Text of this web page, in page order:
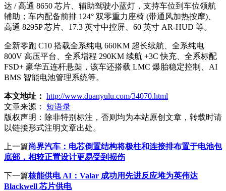
达 / 高通 8650 芯片、辅助驾驶小蓝灯，支持车位到车位领航
辅助；车内配备前排 124° 双零重力座椅 (带通风加热按摩)、
高通 8295P 芯片、17.3 英寸中控屏、60 英寸 AR-HUD 等。
全新零跑 C10 搭载全系纯电 660KM 超长续航、全系纯电
800V 高压平台、全系增程 290KM 续航 +3C 快充、全系标配
FSD+ 豪华五连杆悬架，该车还搭载 LMC 爆胎稳定控制、AI
BMS 智能电池管理系统等。
本文地址： http://www.duanyulu.com/34070.html
文章来源：
短语录
版权声明： 除非特别标注，否则均为本站原创文章，转载时请
以链接形式注明文章出处。
上一篇尚界汽车：电芯倒置结构将极柱和连接排布置于电池包
底部，相较正置设计更易受到损伤
下一篇核能供电 AI：Valar 成功用先进反应堆为英伟达
Blackwell 芯片供电